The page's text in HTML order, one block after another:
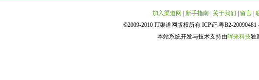
加入渠道网 新手指南 关于我们 留言
©2009-2010 IT渠道网版权所有 ICP证:粤B2-20090481
本站系统开发与技术支持由晖来科技独